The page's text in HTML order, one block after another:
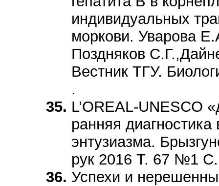
индивидуальных
моркови. Уварова
Поздняков
Вестник ТГУ.
.
L’OREAL-UNESCO
ранняя диагностика
энтузиазма.
рук 2016 Т. 67 №1
Успехи и